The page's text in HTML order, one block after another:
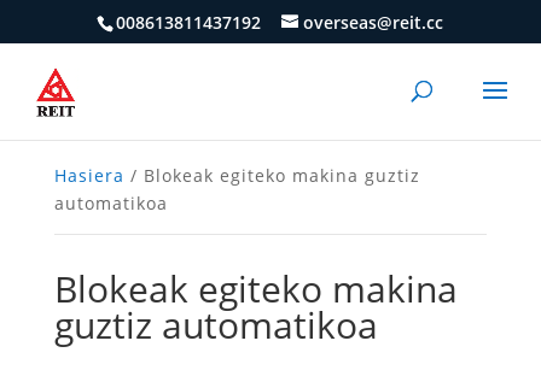
008613811437192 overseas@reit.cc
Hasiera / Blokeak egiteko makina guztiz
automatikoa
Blokeak egiteko makina
guztiz automatikoa